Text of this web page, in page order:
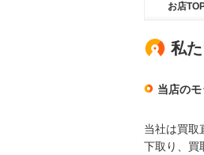
お店
私
当店の
当社は買取
下取り、買